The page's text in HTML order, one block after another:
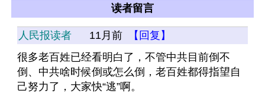
读者留言
人民报读者 11月前
【回复】
很多老百姓已经看明白了，不管中共目前倒不
倒、中共啥时候倒或怎么倒，老百姓都得指望自
己努力了，大家快“逃”啊。